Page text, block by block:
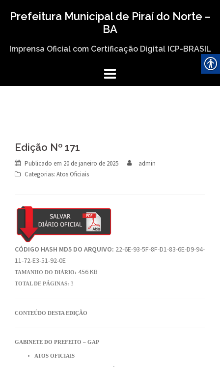
Prefeitura Municipal de Piraí do Norte –
BA
Imprensa Oficial com Certificação Digital ICP-BRASIL
Edição Nº 171
Publicado em 20 de janeiro de 2025
admin
Categorias: Atos Oficiais
CÓDIGO HASH MD5 DO ARQUIVO: 22-6E-93-5F-8F-D1-83-6E-D9-94-
11-72-E3-51-92-0E
TAMANHO DO DIÁRIO: 456 KB
TOTAL DE PÁGINAS: 3
CONTEÚDO DESTA EDIÇÃO
GABINETE DO PREFEITO – GAP
ATOS OFICIAIS